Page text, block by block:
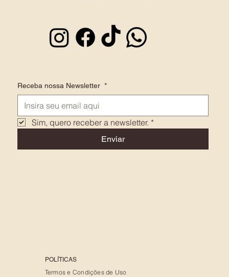
Receba nossa Newsletter *
Sim, quero receber a newsletter. *
Enviar
POLÍTICAS
Termos e Condições de Uso